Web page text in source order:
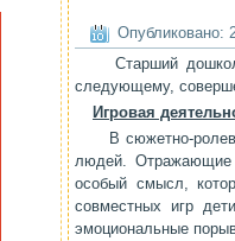
Опубликовано:
Старший
следующему,
Игровая
В сюжетно-
людей. Отражающие
особый смысл,
совместных игр
эмоциональные